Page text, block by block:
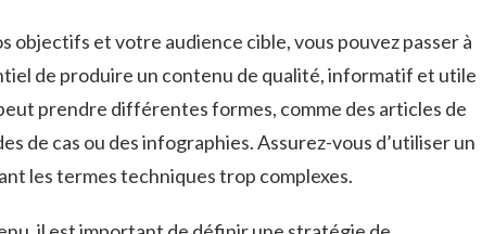
objectifs et votre ⁤audience cible, vous pouvez‌ passer ‍à⁣
de ⁤produire un‍ contenu de qualité, informatif et utile
prendre différentes ‍formes, comme des articles de
de⁤ cas ou des infographies. Assurez-vous d’utiliser un
les termes techniques trop complexes.